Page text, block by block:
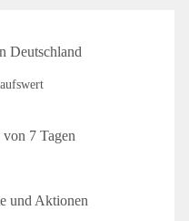
Deutschland
7 Tagen
und Aktionen